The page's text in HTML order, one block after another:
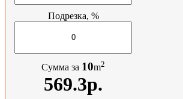
Подрезка, %
Сумма за 10m2
569.3р.